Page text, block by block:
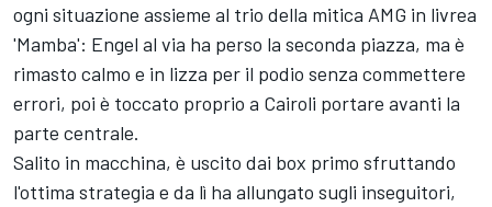
ogni situazione assieme al trio della mitica AMG in livrea
'Mamba': Engel al via ha perso la seconda piazza, ma è
rimasto calmo e in lizza per il podio senza commettere
errori, poi è toccato proprio a Cairoli portare avanti la
parte centrale.
Salito in macchina, è uscito dai box primo sfruttando
l'ottima strategia e da lì ha allungato sugli inseguitori,